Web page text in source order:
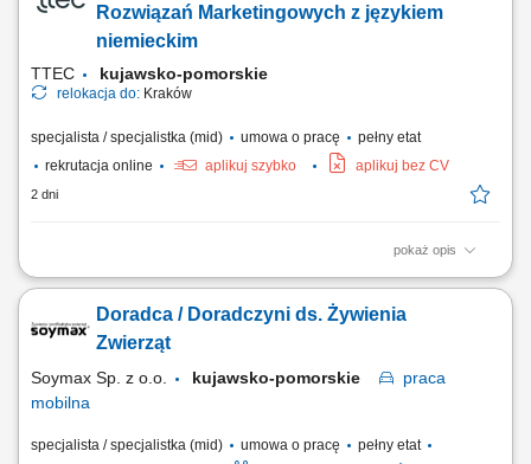
ich skuteczność, identyfikowanie możliwości rozwoju kont i
pozyskiwania dodatkowych...
Rozwiązań Marketingowych z językiem
niemieckim
TTEC kujawsko-pomorskie
relokacja do: Kraków
specjalista / specjalistka (mid) umowa o pracę
pełny etat
rekrutacja online
aplikuj szybko aplikuj bez CV
2 dni
pokaż opis
Opis stanowiska prowadzenie konsultacji z klientami i rozwijanie
zwiększających skuteczność kampanii reklamowych, analizowanie
wyników marketingowych oraz proponowanie nowych możliwości
Doradca / Doradczyni ds. Żywienia
Zwierząt
Soymax Sp. z o.o. kujawsko-pomorskie
praca
mobilna
specjalista / specjalistka (mid) umowa o pracę
pełny etat